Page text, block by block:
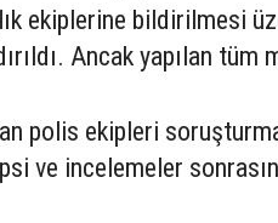
ekiplerine bildirilmesi
Ancak yapılan
polis ekipleri
ve incelemeler